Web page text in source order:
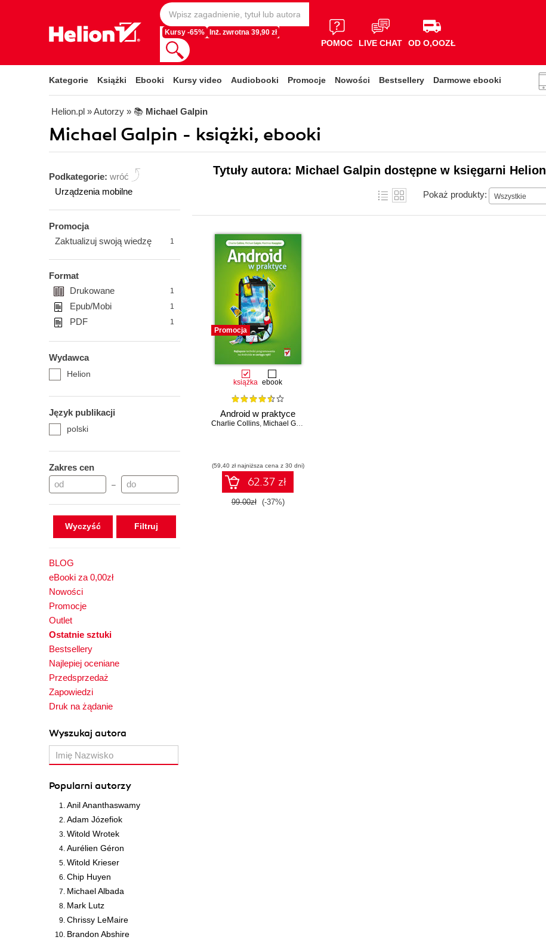
Kursy -65% Inż. zwrotna 39,90 zł
POMOC LIVE CHAT OD O,OOZŁ
Kategorie Książki Ebooki Kursy video Audiobooki Promocje Nowości Bestsellery Darmowe ebooki
Helion.pl » Autorzy » 📚 Michael Galpin
Michael Galpin - książki, ebooki
Podkategorie: wróć
Urządzenia mobilne
Promocja
Zaktualizuj swoją wiedzę
1
Format
Drukowane
1
Epub/Mobi 1
PDF 1
Wydawca
Helion
Język publikacji
polski
Zakres cen
–
Wyczyść
BLOG
eBooki za 0,00zł
Nowości
Promocje
Outlet
Ostatnie sztuki
Bestsellery
Najlepiej oceniane
Przedsprzedaż
Zapowiedzi
Druk na żądanie
Wyszukaj autora
Popularni autorzy
Anil Ananthaswamy
Adam Józefiok
Witold Wrotek
Aurélien Géron
Witold Krieser
Chip Huyen
Michael Albada
Mark Lutz
Chrissy LeMaire
Brandon Abshire
Tytuły autora: Michael Galpin dostępne w księgarni Helion
Pokaż produkty: Wszystkie
Promocja
książka ebook
Android w praktyce
Charlie Collins, Michael Galpin
(59,40 zł najniższa cena z 30 dni)
62.37 zł
99.00zł (-37%)